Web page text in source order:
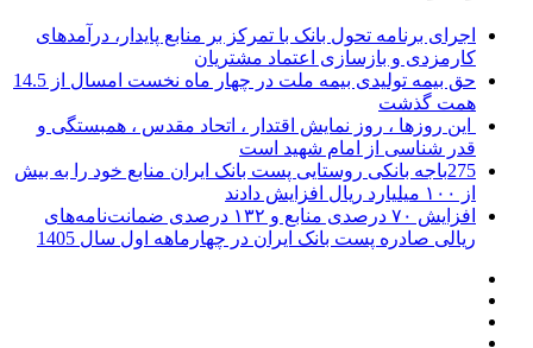
اجرای برنامه تحول بانک با تمرکز بر منابع پایدار، درآمدهای
کارمزدی و بازسازی اعتماد مشتریان
حق بیمه تولیدی بیمه ملت در چهار ماه نخست امسال از 14.5
همت گذشت
این روزها ، روز نمایش اقتدار ، اتحاد مقدس ، همبستگی و
قدر شناسی از امام شهید است
275باجه بانکی روستایی پست بانک ایران منابع خود را به بیش
از ۱۰۰ میلیارد ریال افزایش دادند
افزایش ۷۰ درصدی منابع و ۱۳۲ درصدی ضمانت‌نامه‌های
ریالی صادره پست بانک ایران در چهارماهه اول سال 1405